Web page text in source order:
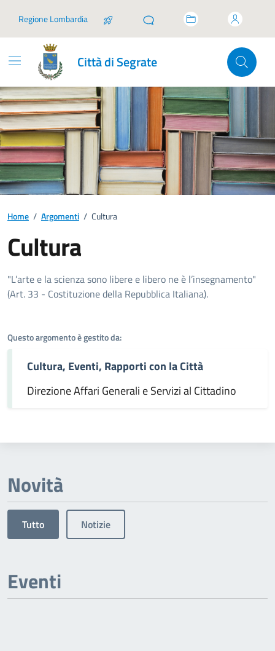
Regione Lombardia
Città di Segrate
Home / Argomenti / Cultura
Cultura
Dettagli dell'argomento
"L’arte e la scienza sono libere e libero ne è l’insegnamento"
(Art. 33 - Costituzione della Repubblica Italiana).
Questo argomento è gestito da:
Cultura, Eventi, Rapporti con la Città
Direzione Affari Generali e Servizi al Cittadino
Novità
Tutto Notizie
Eventi